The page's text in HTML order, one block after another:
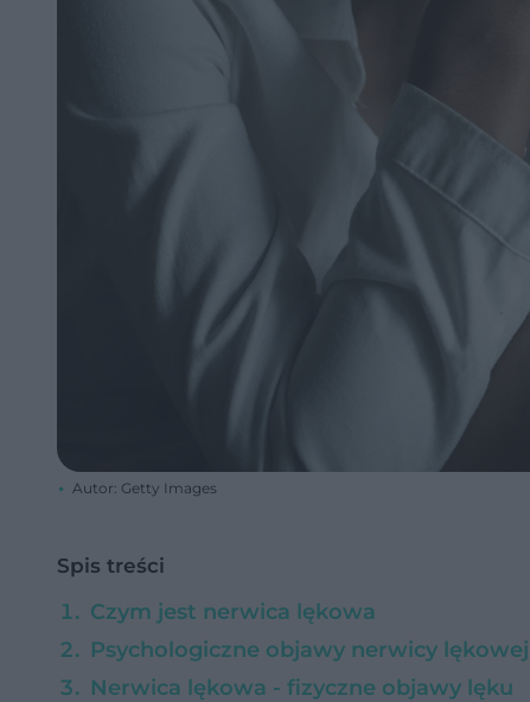
Autor: Getty Images
Spis treści
Czym jest nerwica lękowa
Psychologiczne objawy nerwicy lękowej
Nerwica lękowa - fizyczne objawy lęku